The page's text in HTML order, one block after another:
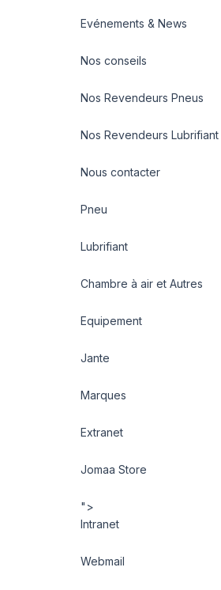
Evénements & News
Nos conseils
Nos Revendeurs Pneus
Nos Revendeurs Lubrifiant
Nous contacter
Pneu
Lubrifiant
Chambre à air et Autres
Equipement
Jante
Marques
Extranet
Jomaa Store
">
Intranet
Webmail